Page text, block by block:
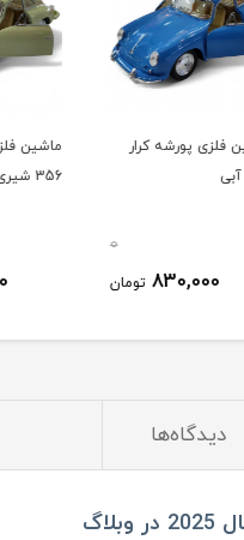
تومان
ماشین فلزی پورشه کررا
830,000 تومان
دیدگاه‌ها